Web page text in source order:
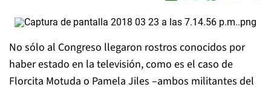
No sólo al Congreso llegaron rostros conocidos por
haber estado en la televisión, como es el caso de
Florcita Motuda o Pamela Jiles –ambos militantes del